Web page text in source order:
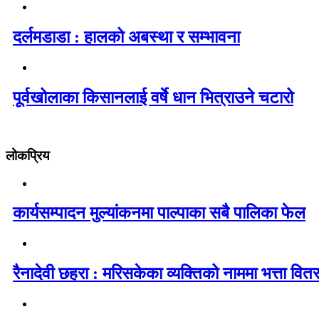
दर्लमडाडा : हालको अबस्था र सम्भावना
पूर्वखोलाका किसानलाई वर्षे धान भित्राउने चटारो
लोकप्रिय
कार्यसम्पादन मुल्यांकनमा पाल्पाका सबै पालिका फेल
रैनादेवी छहरा : मरिसकेका व्यक्तिको नाममा भत्ता